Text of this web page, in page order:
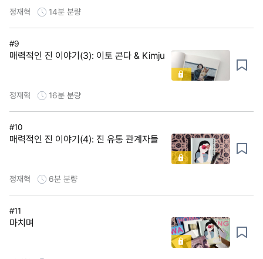
정재혁 14분 분량
#9
매력적인 진 이야기(3): 이토 콘다 & Kimju
정재혁 16분 분량
#10
매력적인 진 이야기(4): 진 유통 관계자들
정재혁 6분 분량
#11
마치며